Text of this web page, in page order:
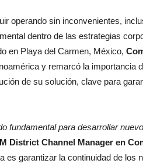
operando sin inconvenientes,
dentro de las estrategias
en Playa del Carmen, México,
y remarcó la importancia
de su solución, clave para
fundamental para desarrollar
District Channel Manager en
es garantizar la continuidad de los